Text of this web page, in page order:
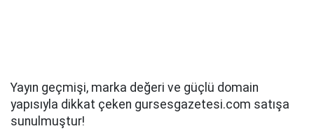
Yayın geçmişi, marka değeri ve güçlü domain
yapısıyla dikkat çeken gursesgazetesi.com satışa
sunulmuştur!